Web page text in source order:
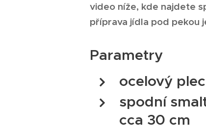
video níže, kde najdete
příprava jídla pod pekou
Parametry
ocelový
spodní
cca 30 cm